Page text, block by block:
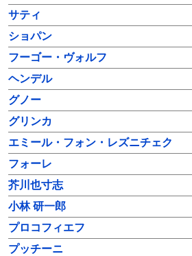
サティ
ショパン
フーゴー・ヴォルフ
ヘンデル
グノー
グリンカ
エミール・フォン・レズニチェク
フォーレ
芥川也寸志
小林 研一郎
プロコフィエフ
プッチーニ